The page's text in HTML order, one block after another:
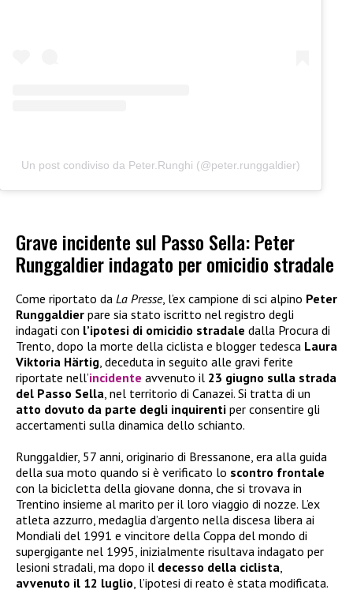
Un post condiviso da Peter.Runghi (@peter.runggaldier)
Grave incidente sul Passo Sella: Peter
Runggaldier indagato per omicidio stradale
Come riportato da La Presse, l’ex campione di sci alpino Peter
Runggaldier pare sia stato iscritto nel registro degli
indagati con l’ipotesi di omicidio stradale dalla Procura di
Trento, dopo la morte della ciclista e blogger tedesca Laura
Viktoria Härtig , deceduta in seguito alle gravi ferite
riportate nell’incidente avvenuto il 23 giugno sulla strada
del Passo Sella , nel territorio di Canazei. Si tratta di un
atto dovuto da parte degli inquirenti per consentire gli
accertamenti sulla dinamica dello schianto.
Runggaldier, 57 anni, originario di Bressanone, era alla guida
della sua moto quando si è verificato lo scontro frontale
con la bicicletta della giovane donna, che si trovava in
Trentino insieme al marito per il loro viaggio di nozze. L’ex
atleta azzurro, medaglia d’argento nella discesa libera ai
Mondiali del 1991 e vincitore della Coppa del mondo di
supergigante nel 1995, inizialmente risultava indagato per
lesioni stradali, ma dopo il decesso della ciclista
avvenuto il 12 luglio , l’ipotesi di reato è stata modificata.